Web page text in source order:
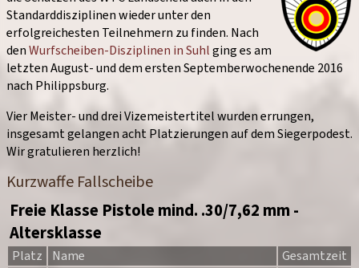
Standarddisziplinen wieder unter den
erfolgreichesten Teilnehmern zu finden. Nach
denWurfscheiben-Disziplinen in Suhlging es am
letzten August- und dem ersten September­­­­wochenende 2016
nach Philippsburg.
Vier Meister- und drei Vizemeistertitel wurden errungen,
insgesamt gelangenachtPlatzierungen auf dem Siegerpodest.
Wir gratulieren herzlich!
Kurzwaffe Fallscheibe
Freie Klasse Pistole mind. .30/7,62 mm -
Altersklasse
Platz Name
Gesamtzeit